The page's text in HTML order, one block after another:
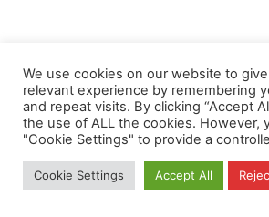
We use cookies on our website to
relevant experience by remembering
and repeat visits. By clicking “Accept
the use of ALL the cookies. However,
"Cookie Settings" to provide a
Cookie Settings Accept All